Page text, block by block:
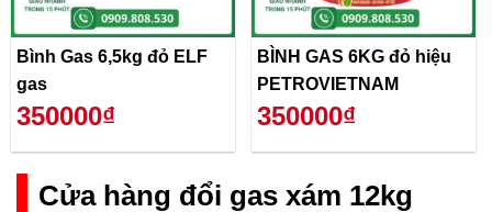
Bình Gas 6,5kg đỏ ELF
gas
350000₫
BÌNH GAS 6KG đỏ hiệu
PETROVIETNAM
350000₫
Cửa hàng đổi gas xám 12kg